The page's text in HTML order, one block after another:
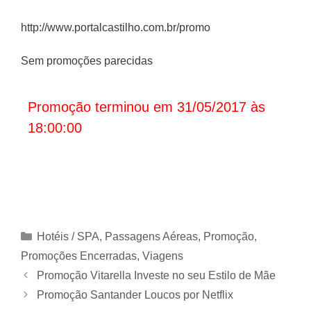
http://www.portalcastilho.com.br/promo
Sem promoções parecidas
Promoção terminou em 31/05/2017 às
18:00:00
Categorias
Hotéis / SPA, Passagens Aéreas, Promoção,
Promoções Encerradas, Viagens
Promoção Vitarella Investe no seu Estilo de Mãe
Promoção Santander Loucos por Netflix